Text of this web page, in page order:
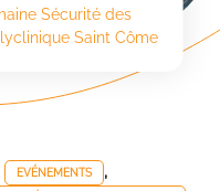
Sécurité des
Saint Côme
EVÉNEMENTS ,